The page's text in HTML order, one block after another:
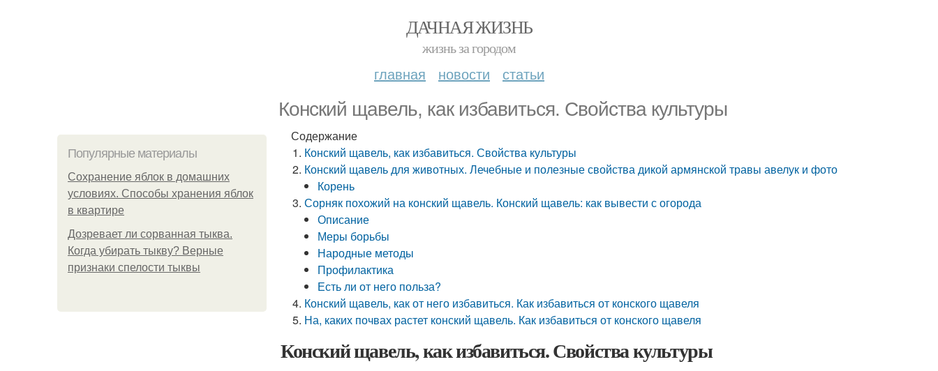
ДАЧНАЯ ЖИЗНЬ
жизнь за городом
главная новости статьи
Конский щавель, как избавиться. Свойства культуры
Популярные материалы
Сохранение яблок в домашних
условиях. Способы хранения яблок
в квартире
Дозревает ли сорванная тыква.
Когда убирать тыкву? Верные
признаки спелости тыквы
Содержание
Конский щавель, как избавиться. Свойства культуры
Конский щавель для животных. Лечебные и полезные свойства дикой армянской травы авелук и фото
Корень
Сорняк похожий на конский щавель. Конский щавель: как вывести с огорода
Описание
Меры борьбы
Народные методы
Профилактика
Есть ли от него польза?
Конский щавель, как от него избавиться. Как избавиться от конского щавеля
На, каких почвах растет конский щавель. Как избавиться от конского щавеля
Конский щавель, как избавиться. Свойства культуры